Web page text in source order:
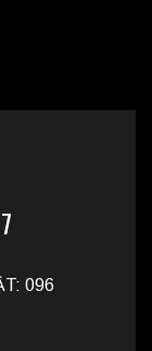
096